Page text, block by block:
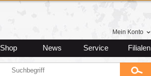
Mein Konto
Shop News Service Filialen